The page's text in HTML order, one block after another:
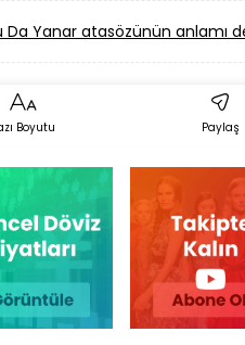
Da Yanar atasözünün anlamı
Boyutu Paylaş